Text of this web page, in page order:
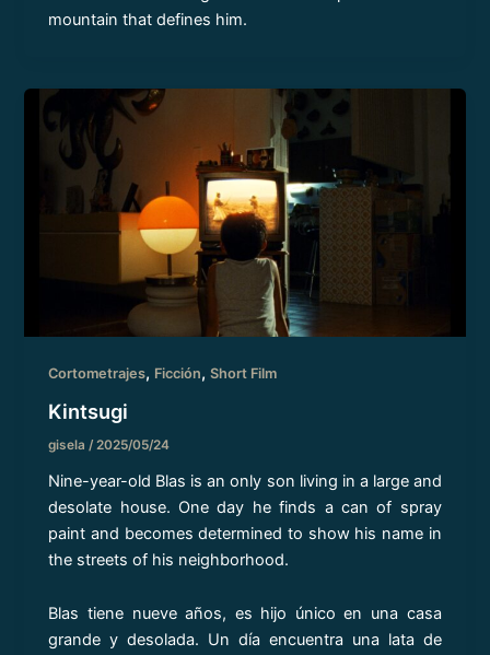
mountain that defines him.
Cortometrajes, Ficción,Short Film
Kintsugi
gisela/2025/05/24
Nine-year-old Blas is an only son living in a large and
desolate house. One day he finds a can of spray
paint and becomes determined to show his name in
the streets of his neighborhood.
Blas tiene nueve años, es hijo único en una casa
grande y desolada. Un día encuentra una lata de